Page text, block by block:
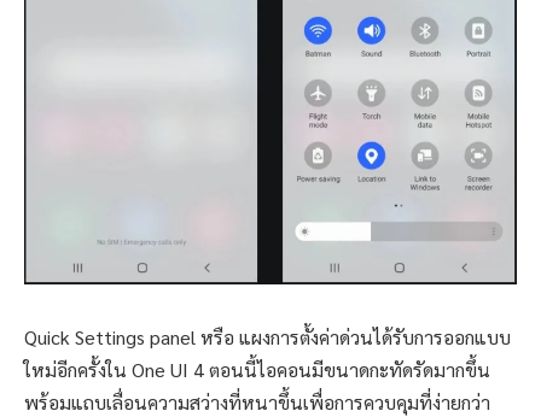
Quick Settings panel หรือ แผงการตั้งค่าด่วนได้รับการออกแบบ
ใหม่อีกครั้งใน One UI 4 ตอนนี้ไอคอนมีขนาดกะทัดรัดมากขึ้น
พร้อมแถบเลื่อนความสว่างที่หนาขึ้นเพื่อการควบคุมที่ง่ายกว่า